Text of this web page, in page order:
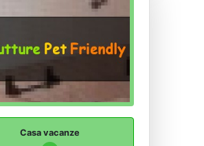
Casa vacanze